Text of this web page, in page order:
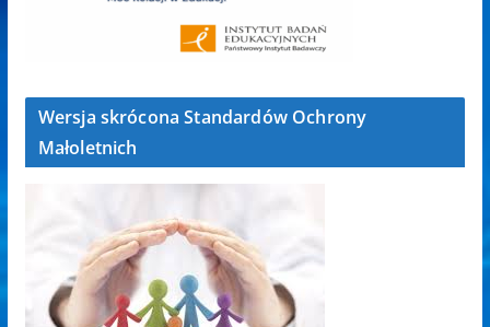
Wersja skrócona Standardów Ochrony
Małoletnich